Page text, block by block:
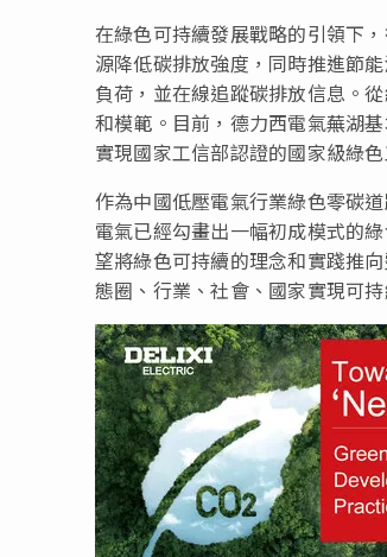
在綠色可持續發展戰略的引領下
源降低碳排放強度，同時推進節
負荷，並在線追蹤碳排放信息。
和模範。目前，德力西電氣蕪湖
實現國家工信部認證的國家級綠
作為中國低壓電氣行業綠色零碳
電氣已經勾畫出一幅初成模式的
望將綠色可持續的理念和實踐推
態圈、行業、社會、國家實現可持